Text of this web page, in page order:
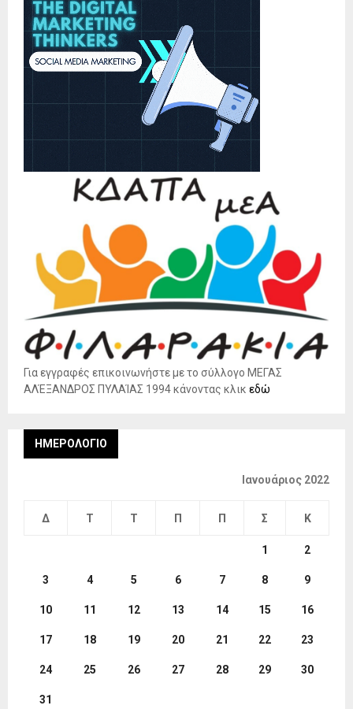
Για εγγραφές επικοινωνήστε με το σύλλογο ΜΕΓΑΣ
ΑΛΈΞΑΝΔΡΟΣ ΠΥΛΑΊΑΣ 1994 κάνοντας κλικ εδώ
ΗΜΕΡΟΛΌΓΙΟ
Ιανουάριος 2022
Δ Τ Τ Π Π Σ Κ
1 2
3 4 5 6 7 8 9
10 11 12 13 14 15 16
17 18 19 20 21 22 23
24 25 26 27 28 29 30
31